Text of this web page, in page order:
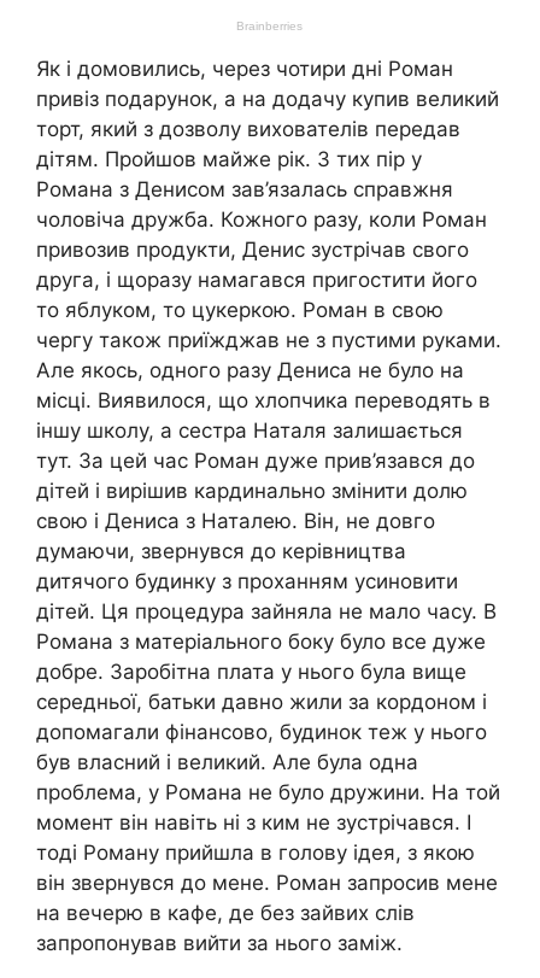
Як і домовились, через чотири дні Роман
привіз подарунок, а на додачу купив великий
торт, який з дозволу вихователів передав
дітям. Пройшов майже рік. З тих пір у
Романа з Денисом зав’язалась справжня
чоловіча дружба. Кожного разу, коли Роман
привозив продукти, Денис зустрічав свого
друга, і щоразу намагався пригостити його
то яблуком, то цукеркою. Роман в свою
чергу також приїжджав не з пустими руками.
Але якось, одного разу Дениса не було на
місці. Виявилося, що хлопчика переводять в
іншу школу, а сестра Наталя залишається
тут. За цей час Роман дуже прив’язався до
дітей і вирішив кардинально змінити долю
свою і Дениса з Наталею. Він, не довго
думаючи, звернувся до керівництва
дитячого будинку з проханням усиновити
дітей. Ця процедура зайняла не мало часу. В
Романа з матеріального боку було все дуже
добре. Заробітна плата у нього була вище
середньої, батьки давно жили за кордоном і
допомагали фінансово, будинок теж у нього
був власний і великий. Але була одна
проблема, у Романа не було дружини. На той
момент він навіть ні з ким не зустрічався. І
тоді Роману прийшла в голову ідея, з якою
він звернувся до мене. Роман запросив мене
на вечерю в кафе, де без зайвих слів
запропонував вийти за нього заміж.